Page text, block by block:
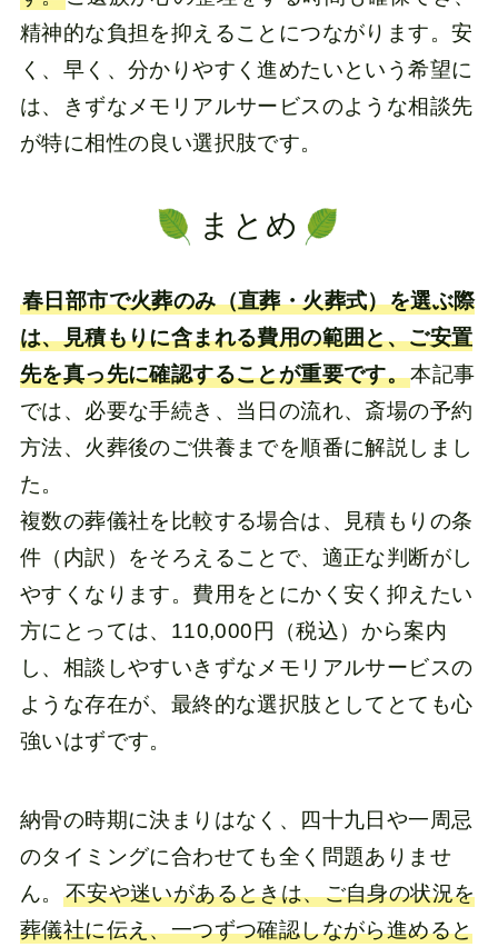
精神的な負担を抑えることにつながります。安
く、早く、分かりやすく進めたいという希望に
は、きずなメモリアルサービスのような相談先
が特に相性の良い選択肢です。
まとめ
春日部市で火葬のみ（直葬・火葬式）を選ぶ際
は、見積もりに含まれる費用の範囲と、ご安置
先を真っ先に確認することが重要です。本記事
では、必要な手続き、当日の流れ、斎場の予約
方法、火葬後のご供養までを順番に解説しまし
た。
複数の葬儀社を比較する場合は、見積もりの条
件（内訳）をそろえることで、適正な判断がし
やすくなります。費用をとにかく安く抑えたい
方にとっては、110,000円（税込）から案内
し、相談しやすいきずなメモリアルサービスの
ような存在が、最終的な選択肢としてとても心
強いはずです。
納骨の時期に決まりはなく、四十九日や一周忌
のタイミングに合わせても全く問題ありませ
ん。 不安や迷いがあるときは、ご自身の状況を
葬儀社に伝え、一つずつ確認しながら進めると